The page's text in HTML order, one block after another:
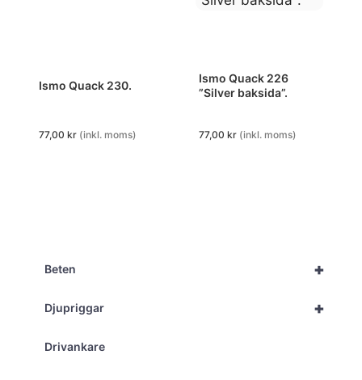
Ismo Quack 230.
77,00 kr (inkl. moms)
Ismo Quack 226
”Silver baksida”.
77,00 kr (inkl. moms)
+
Beten
+
Djupriggar
Drivankare